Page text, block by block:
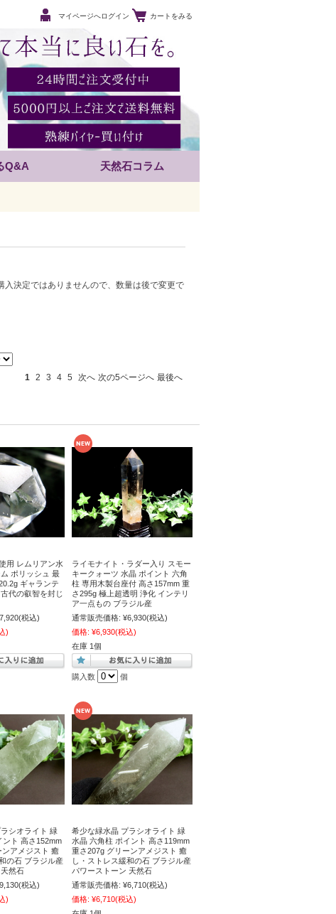
マイページへログイン カートをみる
Q&A 天然石コラム
決定ではありませんので、数量は後で変更で
1 2 3 4 5 次へ 次の5ページへ 最後へ
用 レムリアン水
ポリッシュ 最
ギャランテ
代の叡智を封じ
(税込)
)
ライモナイト・ラダー入り スモー
キークォーツ 水晶 ポイント 六角
柱 専用木製台座付 高さ157mm 重
さ295g 極上超透明 浄化 インテリ
ア一点もの ブラジル産
通常販売価格: ¥6,930(税込)
価格: ¥6,930(税込)
在庫 1個
購入数 個
シオライト 緑
ント 高さ152mm
アメジスト 癒
の石 ブラジル産
然石
(税込)
)
希少な緑水晶 プラシオライト 緑
水晶 六角柱 ポイント 高さ119mm
重さ207g グリーンアメジスト 癒
し・ストレス緩和の石 ブラジル産
パワーストーン 天然石
通常販売価格: ¥6,710(税込)
価格: ¥6,710(税込)